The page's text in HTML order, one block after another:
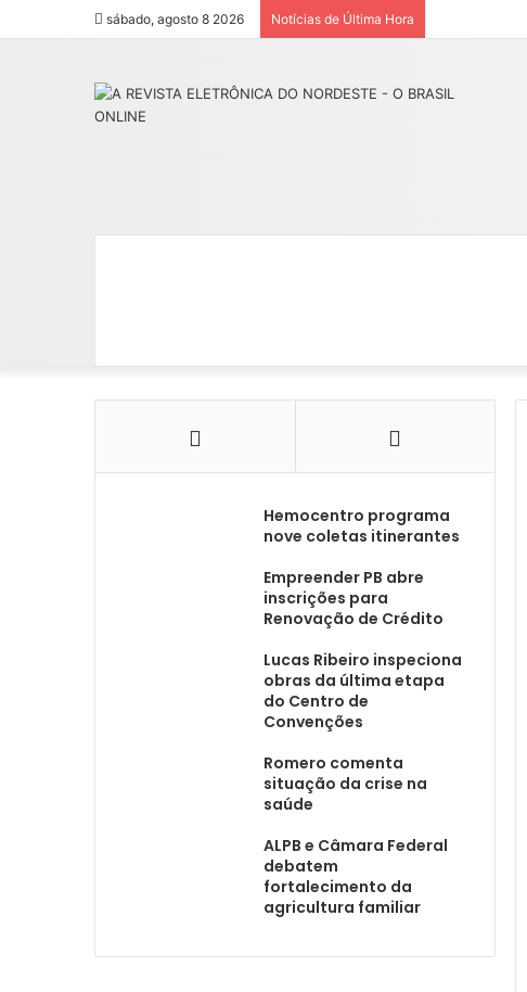
sábado, agosto 8 2026 Notícias de Última Hora
Hemocentro programa
nove coletas itinerantes
Empreender PB abre
inscrições para
Renovação de Crédito
Lucas Ribeiro inspeciona
obras da última etapa
do Centro de
Convenções
Romero comenta
situação da crise na
saúde
ALPB e Câmara Federal
debatem
fortalecimento da
agricultura familiar